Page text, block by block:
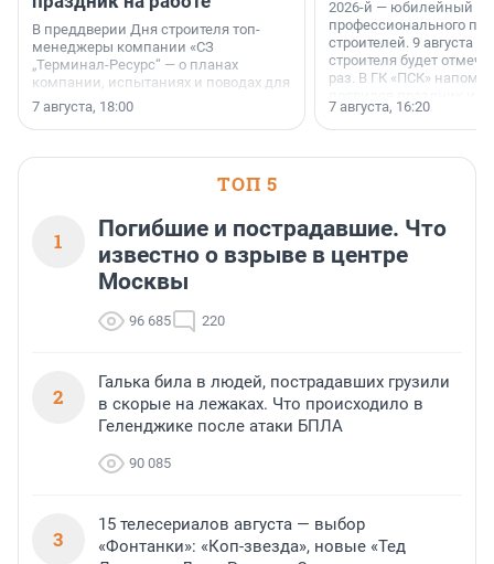
В преддверии Дня строителя топ-
менеджеры компании «СЗ
„Терминал-Ресурс“ — о планах
компании, испытаниях и поводах для
осторожного оптимизма.
7 августа, 18:00
2026-й — юбилейный
профессионального
строителей. 9 августа
строителя будет
раз. В ГК «ПСК»
поменялась роль
7 августа, 16:20
ТОП 5
1
Погибшие и пострадавшие. Что
известно о взрыве в центре
Москвы
96 685 220
2
Галька била в людей, пострадавших грузили
в скорые на лежаках. Что происходило в
Геленджике после атаки БПЛА
90 085
3
15 телесериалов августа — выбор
«Фонтанки»: «Коп-звезда», новые «Тед